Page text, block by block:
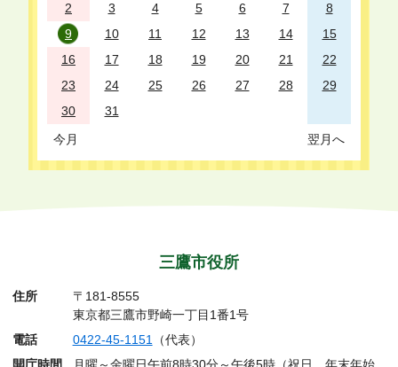
2
3 4 5 6 7
8
9
10 11 12 13 14
15
16
17 18 19 20 21
22
23
24 25 26 27 28
29
30
31
今月 翌月へ
三鷹市役所
住所
〒181-8555
東京都三鷹市野崎一丁目1番1号
電話
0422-45-1151（代表）